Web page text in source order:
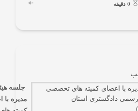
0 دقیقه
جلسه
مدیره با